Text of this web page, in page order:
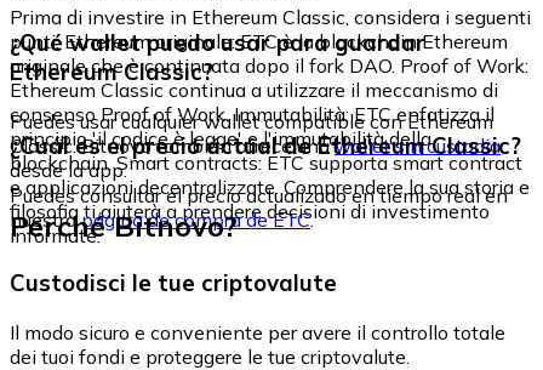
Prima di investire in Ethereum Classic, considera i seguenti
punti: Ethereum originale: ETC è la blockchain Ethereum
originale che è continuata dopo il fork DAO. Proof of Work:
Ethereum Classic continua a utilizzare il meccanismo di
consenso Proof of Work. Immutabilità: ETC enfatizza il
principio 'il codice è legge' e l'immutabilità della
blockchain. Smart contracts: ETC supporta smart contract
e applicazioni decentralizzate. Comprendere la sua storia e
filosofia ti aiuterà a prendere decisioni di investimento
informate.
¿Qué wallet puedo usar para guardar
Ethereum Classic?
Puedes usar cualquier wallet compatible con Ethereum
Classic. Bitnovo también ofrece unawallet sin custodia
desde la app.
¿Cuál es el precio actual de Ethereum Classic?
Puedes consultar el precio actualizado en tiempo real en
nuestrapágina de compra de ETC.
Perché Bitnovo?
Custodisci le tue criptovalute
Il modo sicuro e conveniente per avere il controllo totale
dei tuoi fondi e proteggere le tue criptovalute.